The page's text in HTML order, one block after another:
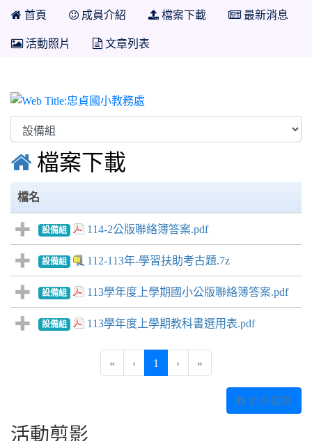
首頁 成員介紹 檔案下載 最新消息
活動照片 文章列表
 檔案下載
檔名
設備組 114-2公版聯絡簿答案.pdf
設備組 112-113年-學習扶助考古題.7z
設備組 113學年度上學期國小公版聯絡簿答案.pdf
設備組 113學年度上學期教科書選用表.pdf
« ‹ 1 (current)
› »
更多檔案
活動剪影